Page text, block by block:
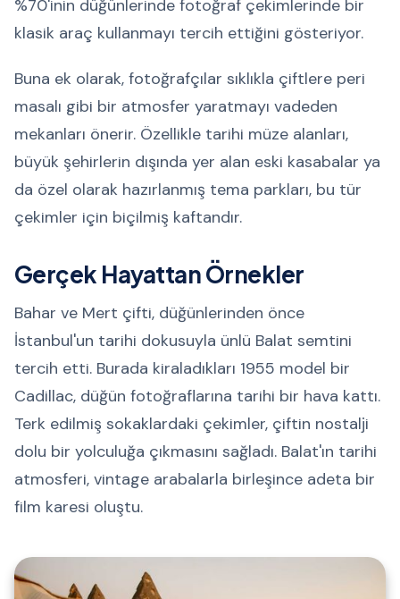
%70'inin düğünlerinde fotoğraf çekimlerinde bir
klasik araç kullanmayı tercih ettiğini gösteriyor.
Buna ek olarak, fotoğrafçılar sıklıkla çiftlere peri
masalı gibi bir atmosfer yaratmayı vadeden
mekanları önerir. Özellikle tarihi müze alanları,
büyük şehirlerin dışında yer alan eski kasabalar ya
da özel olarak hazırlanmış tema parkları, bu tür
çekimler için biçilmiş kaftandır.
Gerçek Hayattan Örnekler
Bahar ve Mert çifti, düğünlerinden önce
İstanbul'un tarihi dokusuyla ünlü Balat semtini
tercih etti. Burada kiraladıkları 1955 model bir
Cadillac, düğün fotoğraflarına tarihi bir hava kattı.
Terk edilmiş sokaklardaki çekimler, çiftin nostalji
dolu bir yolculuğa çıkmasını sağladı. Balat'ın tarihi
atmosferi, vintage arabalarla birleşince adeta bir
film karesi oluştu.